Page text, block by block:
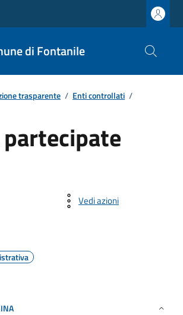
di Fontanile
trasparente / Enti controllati /
Vedi azioni